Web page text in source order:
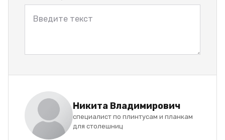
Никита Владимирович
специалист по плинтусам и планкам
для столешниц